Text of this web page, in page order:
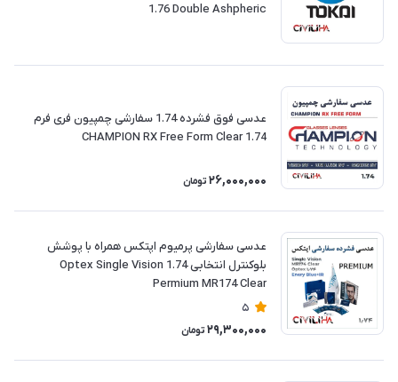
1.76 Double Ashpheric
عدسی فوق فشرده 1.74 سفارشی چمپیون فری فرم
CHAMPION RX Free Form Clear 1.74
26,000,000 تومان
عدسی سفارشی پرمیوم اپتکس همراه با پوشش
بلوکنترل انتخابی 1.74 Optex Single Vision
Permium MR174 Clear
5
29,300,000 تومان